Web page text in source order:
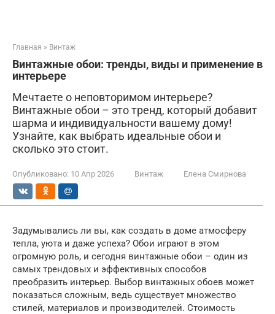
Главная » Винтаж
Винтажные обои: тренды, виды и применение в
интерьере
Мечтаете о неповторимом интерьере?
Винтажные обои – это тренд, который добавит
шарма и индивидуальности вашему дому!
Узнайте, как выбрать идеальные обои и
сколько это стоит.
Опубликовано: 10 Апр 2026 Винтаж Елена Смирнова
Задумывались ли вы, как создать в доме атмосферу
тепла, уюта и даже успеха? Обои играют в этом
огромную роль, и сегодня винтажные обои – один из
самых трендовых и эффективных способов
преобразить интерьер. Выбор винтажных обоев может
показаться сложным, ведь существует множество
стилей, материалов и производителей. Стоимость